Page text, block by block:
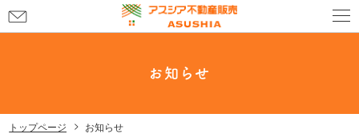
問
せ
お知らせ
トップページ お知らせ